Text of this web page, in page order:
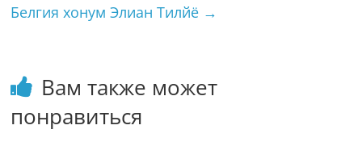
Белгия хонум Элиан Тилйё →
Вам также может
понравиться